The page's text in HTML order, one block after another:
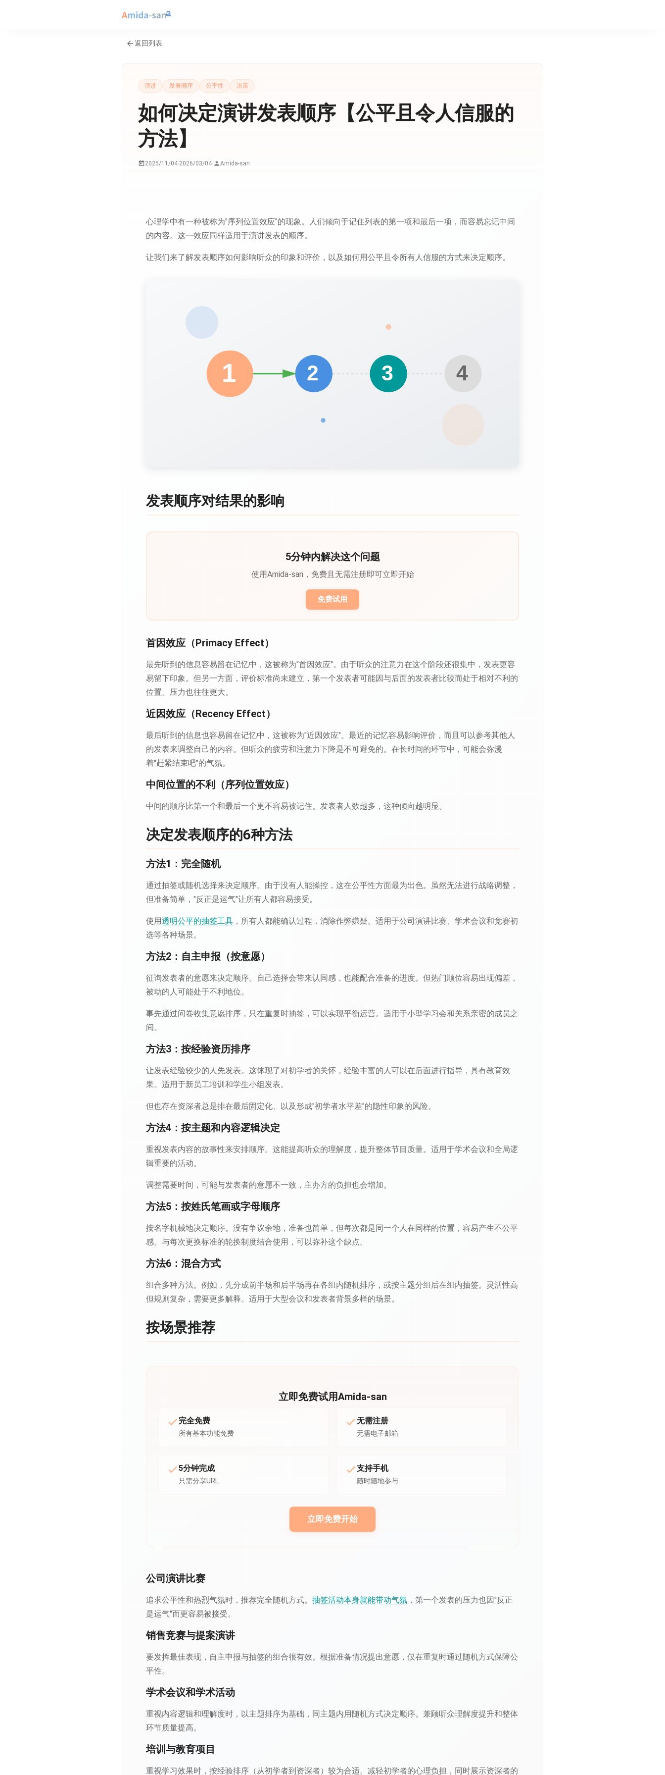
返回列表
演讲 发表顺序 公平性 决策
如何决定演讲发表顺序【公平且令人信服的
方法】
2025/11/04·2026/03/04· Amida-san
心理学中有一种被称为"序列位置效应"的现象。人们倾向于记住列表的第一项和最后一项，而容易忘记中间
的内容。这一效应同样适用于演讲发表的顺序。
让我们来了解发表顺序如何影响听众的印象和评价，以及如何用公平且令所有人信服的方式来决定顺序。
发表顺序对结果的影响
5分钟内解决这个问题
使用Amida-san，免费且无需注册即可立即开始
免费试用
首因效应（Primacy Effect）
最先听到的信息容易留在记忆中，这被称为"首因效应"。由于听众的注意力在这个阶段还很集中，发表更容
易留下印象。但另一方面，评价标准尚未建立，第一个发表者可能因与后面的发表者比较而处于相对不利的
位置。压力也往往更大。
近因效应（Recency Effect）
最后听到的信息也容易留在记忆中，这被称为"近因效应"。最近的记忆容易影响评价，而且可以参考其他人
的发表来调整自己的内容。但听众的疲劳和注意力下降是不可避免的。在长时间的环节中，可能会弥漫
着"赶紧结束吧"的气氛。
中间位置的不利（序列位置效应）
中间的顺序比第一个和最后一个更不容易被记住。发表者人数越多，这种倾向越明显。
决定发表顺序的6种方法
方法1：完全随机
通过抽签或随机选择来决定顺序。由于没有人能操控，这在公平性方面最为出色。虽然无法进行战略调整，
但准备简单，"反正是运气"让所有人都容易接受。
使用透明公平的抽签工具 ，所有人都能确认过程，消除作弊嫌疑。适用于公司演讲比赛、学术会议和竞赛初
选等各种场景。
方法2：自主申报（按意愿）
征询发表者的意愿来决定顺序。自己选择会带来认同感，也能配合准备的进度。但热门顺位容易出现偏差，
被动的人可能处于不利地位。
事先通过问卷收集意愿排序，只在重复时抽签，可以实现平衡运营。适用于小型学习会和关系亲密的成员之
间。
方法3：按经验资历排序
让发表经验较少的人先发表。这体现了对初学者的关怀，经验丰富的人可以在后面进行指导，具有教育效
果。适用于新员工培训和学生小组发表。
但也存在资深者总是排在最后固定化、以及形成"初学者水平差"的隐性印象的风险。
方法4：按主题和内容逻辑决定
重视发表内容的故事性来安排顺序。这能提高听众的理解度，提升整体节目质量。适用于学术会议和全局逻
辑重要的活动。
调整需要时间，可能与发表者的意愿不一致，主办方的负担也会增加。
方法5：按姓氏笔画或字母顺序
按名字机械地决定顺序。没有争议余地，准备也简单，但每次都是同一个人在同样的位置，容易产生不公平
感。与每次更换标准的轮换制度结合使用，可以弥补这个缺点。
方法6：混合方式
组合多种方法。例如，先分成前半场和后半场再在各组内随机排序，或按主题分组后在组内抽签。灵活性高
但规则复杂，需要更多解释。适用于大型会议和发表者背景多样的场景。
按场景推荐
立即免费试用Amida-san
完全免费
所有基本功能免费
无需注册
无需电子邮箱
5分钟完成
只需分享URL
支持手机
随时随地参与
立即免费开始
公司演讲比赛
追求公平性和热烈气氛时，推荐完全随机方式。 抽签活动本身就能带动气氛 ，第一个发表的压力也因"反正
是运气"而更容易被接受。
销售竞赛与提案演讲
要发挥最佳表现，自主申报与抽签的组合很有效。根据准备情况提出意愿，仅在重复时通过随机方式保障公
平性。
学术会议和学术活动
重视内容逻辑和理解度时，以主题排序为基础，同主题内用随机方式决定顺序。兼顾听众理解度提升和整体
环节质量提高。
培训与教育项目
重视学习效果时，按经验排序（从初学者到资深者）较为合适。减轻初学者的心理负担，同时展示资深者的